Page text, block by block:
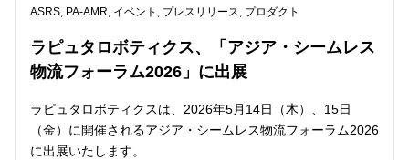
ASRS, PA-AMR, イベント , プレスリリース, プロダクト
ラピュタロボティクス、「アジア・シームレス
物流フォーラム2026」に出展
ラピュタロボティクスは、2026年5月14日（木）、15日
（金）に開催されるアジア・シームレス物流フォーラム2026
に出展いたします。